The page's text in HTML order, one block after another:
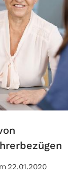
22.01.2020